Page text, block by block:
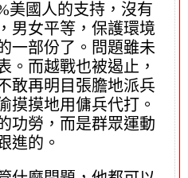
美國人的支持，沒有
男女平等，保護環境
一部份了。問題雖未
。而越戰也被遏止，
敢再明目張膽地派兵
摸摸地用傭兵代打。
功勞，而是群眾運動
進的。